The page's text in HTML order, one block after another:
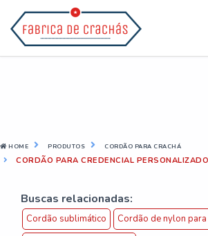
HOME PRODUTOS CORDÃO PARA CRACHÁ
CORDÃO PARA CREDENCIAL PERSONALIZADO
Buscas relacionadas:
Cordão sublimático
Cordão de nylon para